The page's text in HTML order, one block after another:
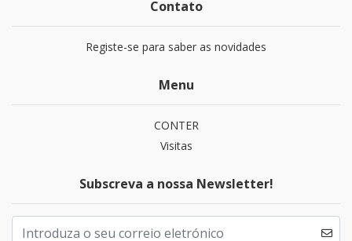
Contato
Registe-se para saber as novidades
Menu
CONTER
Visitas
Subscreva a nossa Newsletter!